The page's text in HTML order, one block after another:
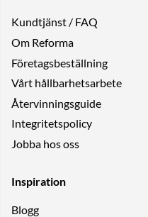
Kundtjänst / FAQ
Om Reforma
Företagsbeställning
Vårt hållbarhetsarbete
Återvinningsguide
Integritetspolicy
Jobba hos oss
Inspiration
Blogg